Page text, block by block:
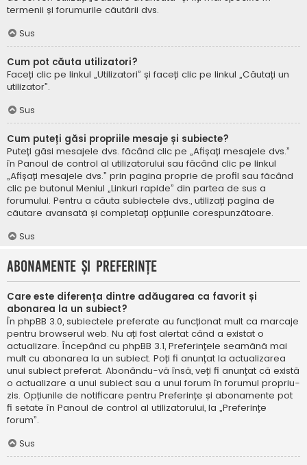
termenii și forumurile căutării dvs.
Sus
Cum pot căuta utilizatori?
Faceți clic pe linkul „Utilizatori” și faceți clic pe linkul „Căutați un
utilizator”.
Sus
Cum puteți găsi propriile mesaje și subiecte?
Puteți găsi mesajele dvs. făcând clic pe „Afișați mesajele dvs.”
în Panoul de control al utilizatorului sau făcând clic pe linkul
„Afișați mesajele dvs.” prin pagina proprie de profil sau făcând
clic pe butonul Meniul „Linkuri rapide” din partea de sus a
forumului. Pentru a căuta subiectele dvs., utilizați pagina de
căutare avansată și completați opțiunile corespunzătoare.
Sus
Abonamente și Preferințe
Care este diferența dintre adăugarea ca favorit și
abonarea la un subiect?
În phpBB 3.0, subiectele preferate au funcționat mult ca marcaje
pentru browserul web. Nu ați fost alertat când a existat o
actualizare. Începând cu phpBB 3.1, Preferințele seamănă mai
mult cu abonarea la un subiect. Poți fi anunțat la actualizarea
unui subiect preferat. Abonându-vă însă, veți fi anunțat că există
o actualizare a unui subiect sau a unui forum în forumul propriu-
zis. Opțiunile de notificare pentru Preferințe și abonamente pot
fi setate în Panoul de control al utilizatorului, la „Preferințe
forum”.
Sus